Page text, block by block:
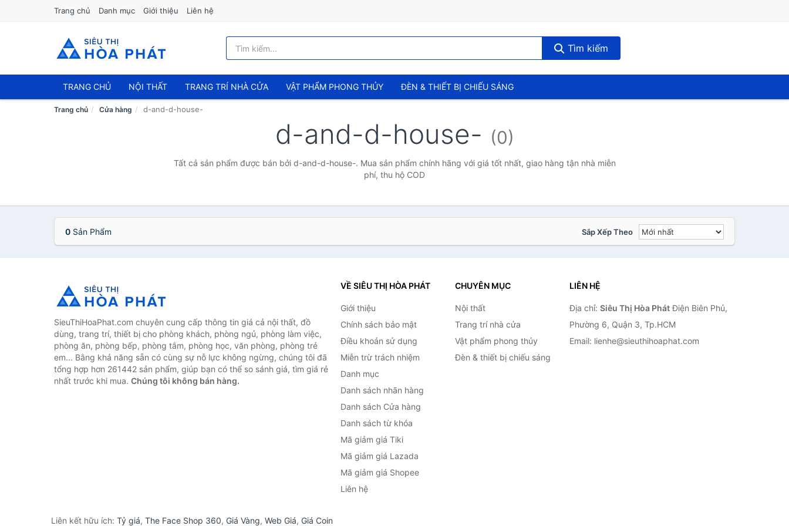
Trang chủ Danh mục Giới thiệu Liên hệ
Tìm kiếm
TRANG CHỦ NỘI THẤT TRANG TRÍ NHÀ CỬA VẬT PHẨM PHONG THỦY ĐÈN & THIẾT BỊ CHIẾU SÁNG
Trang chủ Cửa hàng d-and-d-house-
d-and-d-house- (0)
Tất cả sản phẩm được bán bởi d-and-d-house-. Mua sản phẩm chính hãng với giá tốt nhất, giao hàng tận nhà miễn
phí, thu hộ COD
0 Sản Phẩm Sắp Xếp Theo
SieuThiHoaPhat.com chuyên cung cấp thông tin giá cả nội thất, đồ
dùng, trang trí, thiết bị cho phòng khách, phòng ngủ, phòng làm việc,
phòng ăn, phòng bếp, phòng tắm, phòng học, văn phòng, phòng trẻ
em... Bằng khả năng sẵn có cùng sự nỗ lực không ngừng, chúng tôi đã
tổng hợp hơn 261442 sản phẩm, giúp bạn có thể so sánh giá, tìm giá rẻ
nhất trước khi mua. Chúng tôi không bán hàng.
VỀ SIÊU THỊ HÒA PHÁT
Giới thiệu
Chính sách bảo mật
Điều khoản sử dụng
Miễn trừ trách nhiệm
Danh mục
Danh sách nhãn hàng
Danh sách Cửa hàng
Danh sách từ khóa
Mã giảm giá Tiki
Mã giảm giá Lazada
Mã giảm giá Shopee
Liên hệ
CHUYÊN MỤC
Nội thất
Trang trí nhà cửa
Vật phẩm phong thủy
Đèn & thiết bị chiếu sáng
LIÊN HỆ
Địa chỉ: Siêu Thị Hòa PhátĐiện Biên Phủ,
Phường 6, Quận 3, Tp.HCM
Email: lienhe@sieuthihoaphat.com
Liên kết hữu ích: Tỷ giá, The Face Shop 360, Giá Vàng, Web Giá, Giá Coin